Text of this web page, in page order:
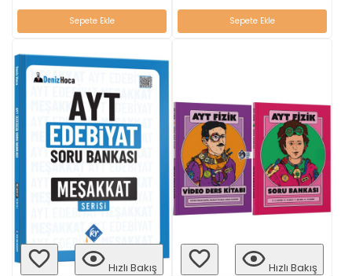
Sepete Ekle Sepete Ekle
Hızlı Bakış
Hızlı Bakış